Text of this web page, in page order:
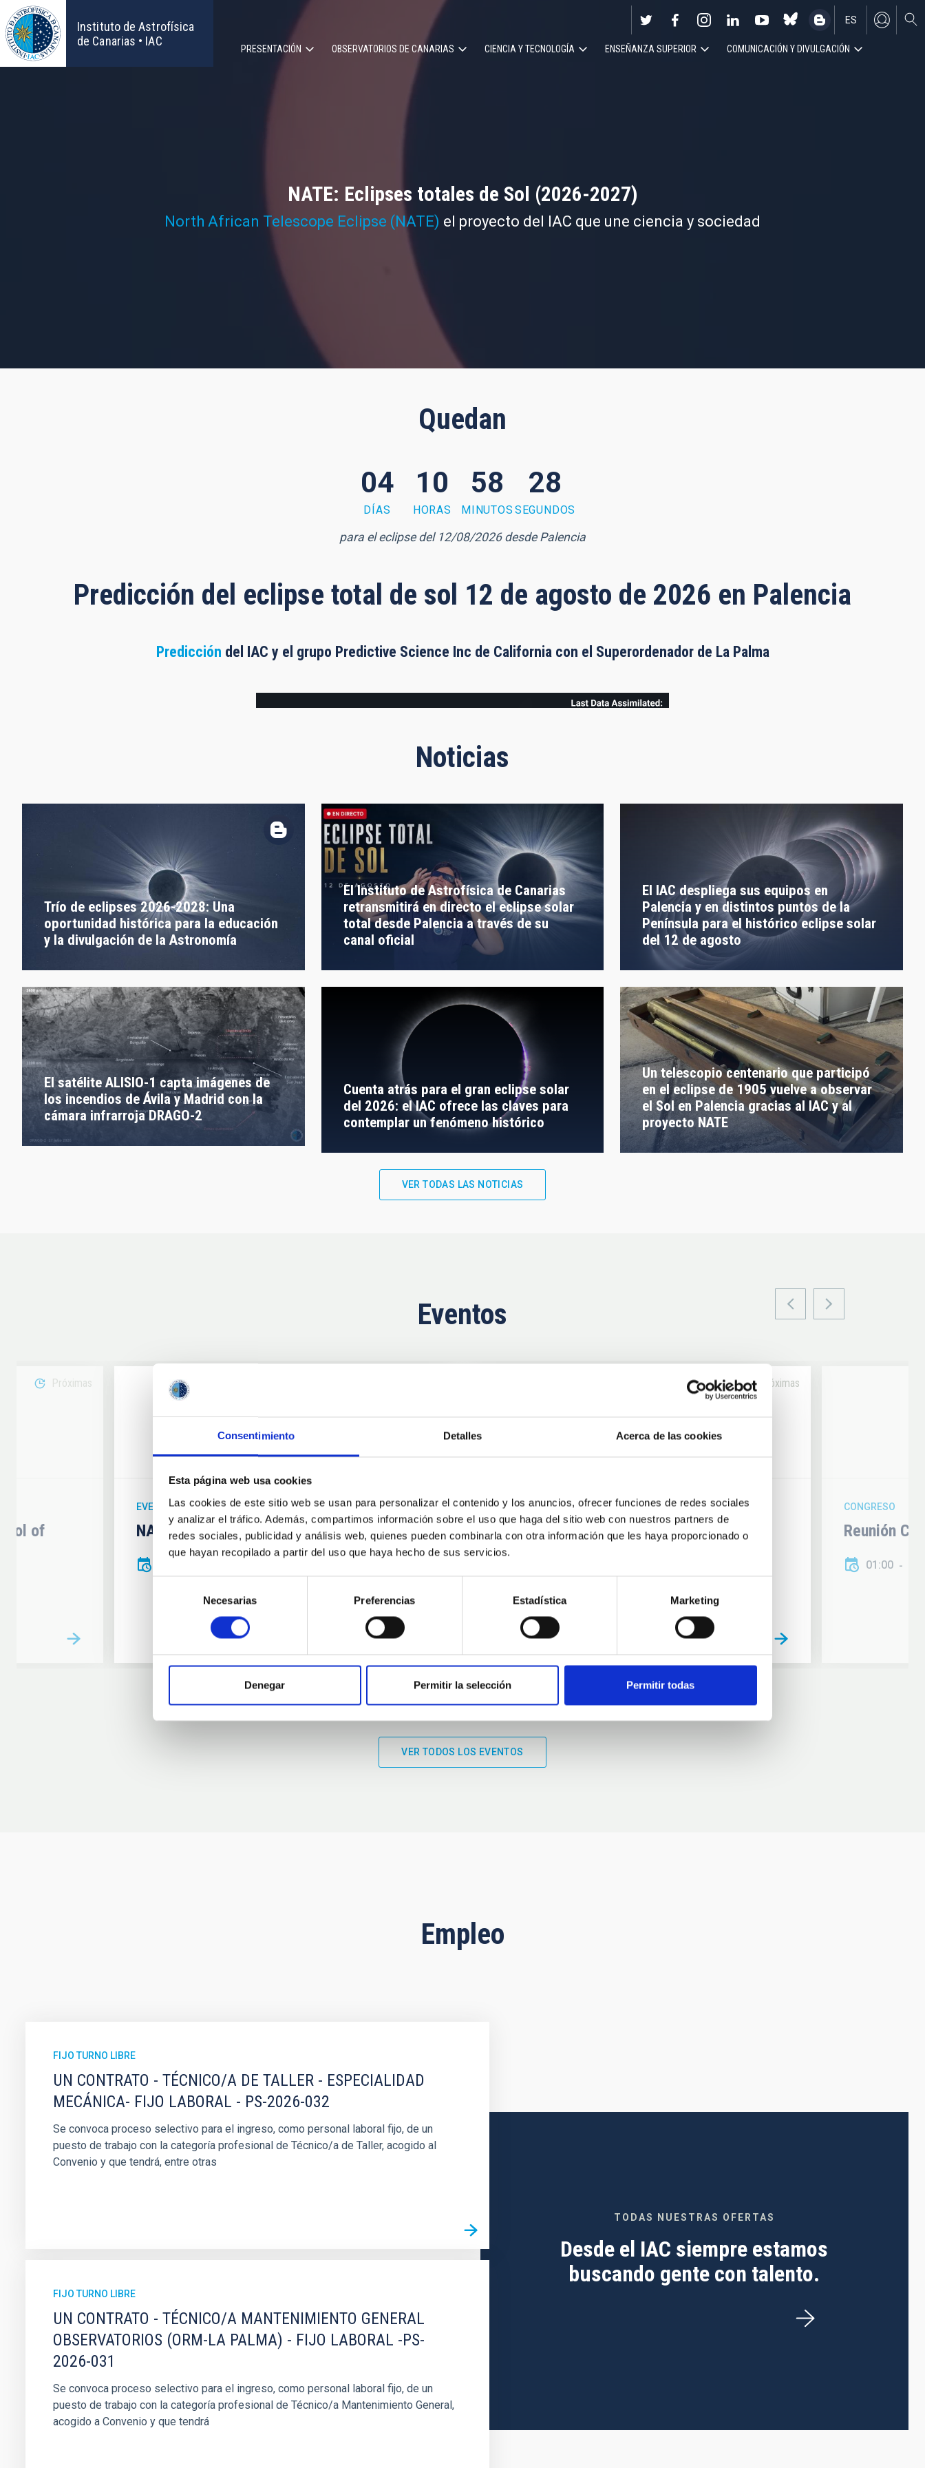
Consentimiento Detalles Acerca de las cookies
Esta página web usa cookies
Las cookies de este sitio web se usan para personalizar el contenido y los anuncios, ofrecer funciones de redes sociales
y analizar el tráfico. Además, compartimos información sobre el uso que haga del sitio web con nuestros partners de
redes sociales, publicidad y análisis web, quienes pueden combinarla con otra información que les haya proporcionado o
que hayan recopilado a partir del uso que haya hecho de sus servicios.
consentimiento
Necesarias Preferencias Estadística Marketing
Denegar Permitir la selección Permitir todas
Pasar
al
contenido
principal
Instituto de Astrofísica
de Canarias • IAC
EN
ES
Navegación
principal
PRESENTACIÓN OBSERVATORIOS DE CANARIAS CIENCIA Y TECNOLOGÍA ENSEÑANZA SUPERIOR COMUNICACIÓN Y DIVULGACIÓN
NATE: Eclipses totales de Sol (2026-2027)
North African Telescope Eclipse (NATE) el proyecto del IAC que une ciencia y sociedad
Quedan
04
DÍAS
10
HORAS
58
MINUTOS
27
SEGUNDOS
para el eclipse del 12/08/2026 desde Palencia
Predicción del eclipse total de sol 12 de agosto de 2026 en Palencia
Predicción del IAC y el grupo Predictive Science Inc de California con el Superordenador de La Palma
Noticias
Trío de eclipses 2026-2028: Una
oportunidad histórica para la educación
y la divulgación de la Astronomía
El Instituto de Astrofísica de Canarias
retransmitirá en directo el eclipse solar
total desde Palencia a través de su
canal oficial
El IAC despliega sus equipos en
Palencia y en distintos puntos de la
Península para el histórico eclipse solar
del 12 de agosto
El satélite ALISIO-1 capta imágenes de
los incendios de Ávila y Madrid con la
cámara infrarroja DRAGO-2
Cuenta atrás para el gran eclipse solar
del 2026: el IAC ofrece las claves para
contemplar un fenómeno histórico
Un telescopio centenario que participó
en el eclipse de 1905 vuelve a observar
el Sol en Palencia gracias al IAC y al
proyecto NATE
VER TODAS LAS NOTICIAS
Eventos
Próximas
of
08
AUG 26
11
AUG 26
EVENTO ASTRONÓMICO
NATE en Palencia - Eclipse Agosto 2026
10 14
Próximas
CONGRESO
Substellar Astrophysics 2026
CONGRESO
Reunión
01:00
VER TODOS LOS EVENTOS
Empleo
FIJO TURNO LIBRE
UN CONTRATO - TÉCNICO/A DE TALLER - ESPECIALIDAD
MECÁNICA- FIJO LABORAL - PS-2026-032
Se convoca proceso selectivo para el ingreso, como personal laboral fijo, de un
puesto de trabajo con la categoría profesional de Técnico/a de Taller, acogido al
Convenio y que tendrá, entre otras
FIJO TURNO LIBRE
UN CONTRATO - TÉCNICO/A MANTENIMIENTO GENERAL
OBSERVATORIOS (ORM-LA PALMA) - FIJO LABORAL -PS-
2026-031
Se convoca proceso selectivo para el ingreso, como personal laboral fijo, de un
puesto de trabajo con la categoría profesional de Técnico/a Mantenimiento General,
acogido a Convenio y que tendrá
TODAS NUESTRAS OFERTAS
Desde el IAC siempre estamos
buscando gente con talento.